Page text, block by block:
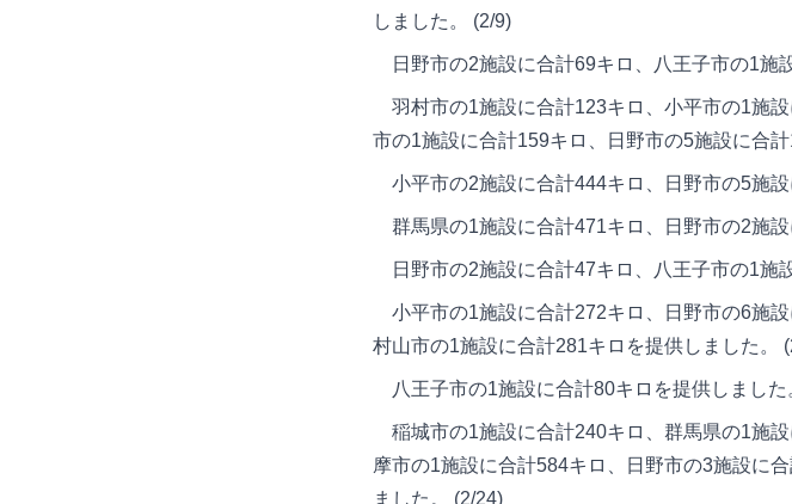
しました。 (2/9)
日野市の2施設に合計69キロ、八王子市の1施
羽村市の1施設に合計123キロ、小平市の1施
市の1施設に合計159キロ、日野市の5施設に合
小平市の2施設に合計444キロ、日野市の5施
群馬県の1施設に合計471キロ、日野市の2施
日野市の2施設に合計47キロ、八王子市の1施
小平市の1施設に合計272キロ、日野市の6施
村山市の1施設に合計281キロを提供しました。
八王子市の1施設に合計80キロを提供しました
稲城市の1施設に合計240キロ、群馬県の1施
摩市の1施設に合計584キロ、日野市の3施設に
ました。 (2/24)